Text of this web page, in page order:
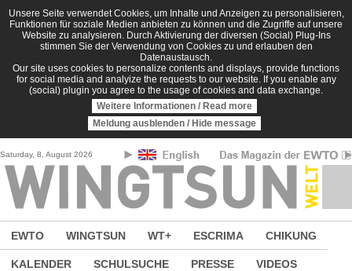
Direkt zum Inhalt
Unsere Seite verwendet Cookies, um Inhalte und Anzeigen zu personalisieren,
Funktionen für soziale Medien anbieten zu können und die Zugriffe auf unsere
Website zu analysieren. Durch Aktivierung der diversen (Social) Plug-Ins
stimmen Sie der Verwendung von Cookies zu und erlauben den
Datenaustausch.
Our site uses cookies to personalize contents and displays, provide functions
for social media and analyize the requests to our website. If you enable any
(social) plugin you agree to the usage of cookies and data exchange.
Weitere Informationen / Read more
Meldung ausblenden / Hide message
Saturday, 8. August 2026
EWTO WINGTSUN WT+ ESCRIMA CHIKUNG
KALENDER SCHULSUCHE PRESSE VIDEOS